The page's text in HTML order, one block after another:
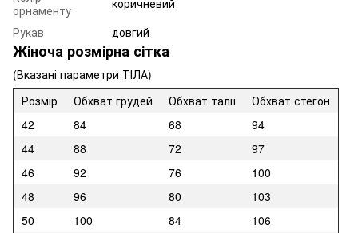
орнаменту
Рукав
довгий
Жіноча розмірна сітка
(Вказані параметри ТІЛА)
Розмір
Обхват грудей Обхват талії
Обхват стегон
42
84 68
94
44
88 72
97
46
92 76
100
48
96 80
103
50
100 84
106